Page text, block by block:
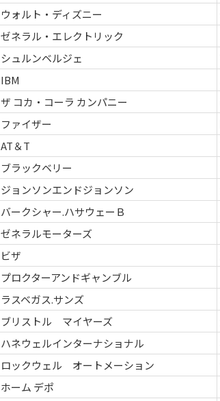
ウォルト・ディズニー
ゼネラル・エレクトリック
シュルンベルジェ
IBM
ザ コカ・コーラ カンパニー
ファイザー
AT＆T
ブラックベリー
ジョンソンエンドジョンソン
バークシャー.ハサウェーＢ
ゼネラルモーターズ
ビザ
プロクターアンドギャンブル
ラスベガス.サンズ
ブリストル マイヤーズ
ハネウェルインターナショナル
ロックウェル オートメーション
ホーム デポ